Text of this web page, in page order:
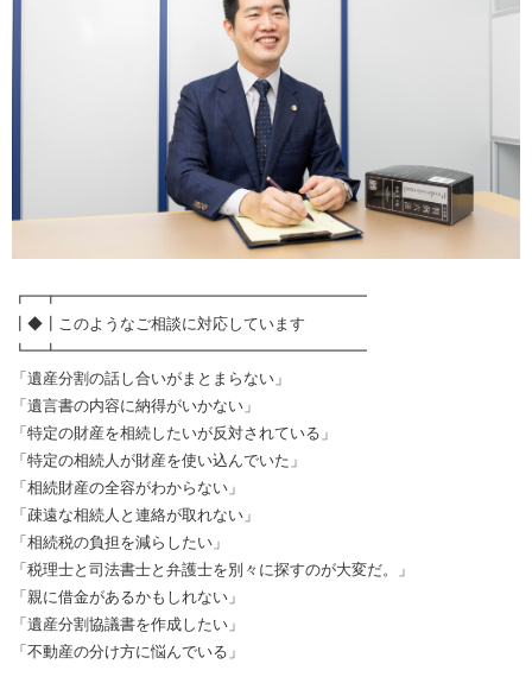
┏━┳━━━━━━━━━━━━━━━━━━━━
┃◆┃このようなご相談に対応しています
┗━┻━━━━━━━━━━━━━━━━━━━━
「遺産分割の話し合いがまとまらない」
「遺言書の内容に納得がいかない」
「特定の財産を相続したいが反対されている」
「特定の相続人が財産を使い込んでいた」
「相続財産の全容がわからない」
「疎遠な相続人と連絡が取れない」
「相続税の負担を減らしたい」
「税理士と司法書士と弁護士を別々に探すのが大変だ。」
「親に借金があるかもしれない」
「遺産分割協議書を作成したい」
「不動産の分け方に悩んでいる」